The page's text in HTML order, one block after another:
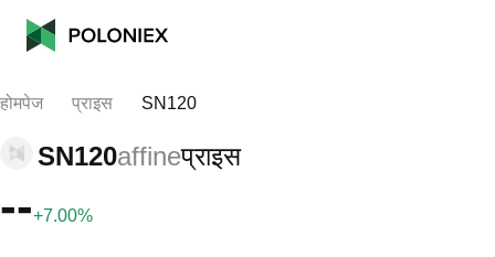
होमपेज प्राइस SN120
SN120affineप्राइस
--+7.00%